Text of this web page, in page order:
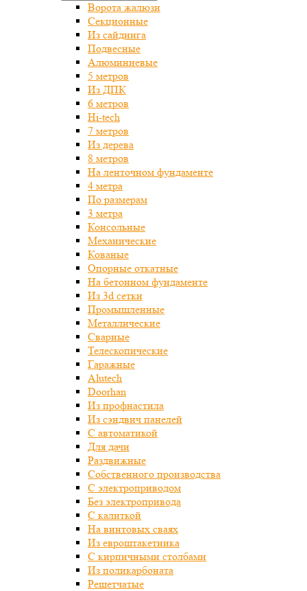
Ворота жалюзи
Секционные
Из сайдинга
Подвесные
Алюминиевые
5 метров
Из ДПК
6 метров
Hi-tech
7 метров
Из дерева
8 метров
На ленточном фундаменте
4 метра
По размерам
3 метра
Консольные
Механические
Кованые
Опорные откатные
На бетонном фундаменте
Из 3d сетки
Промышленные
Металлические
Сварные
Телескопические
Гаражные
Alutech
Doorhan
Из профнастила
Из сэндвич панелей
С автоматикой
Для дачи
Раздвижные
Собственного производства
С электроприводом
Без электропривода
С калиткой
На винтовых сваях
Из евроштакетника
С кирпичными столбами
Из поликарбоната
Решетчатые